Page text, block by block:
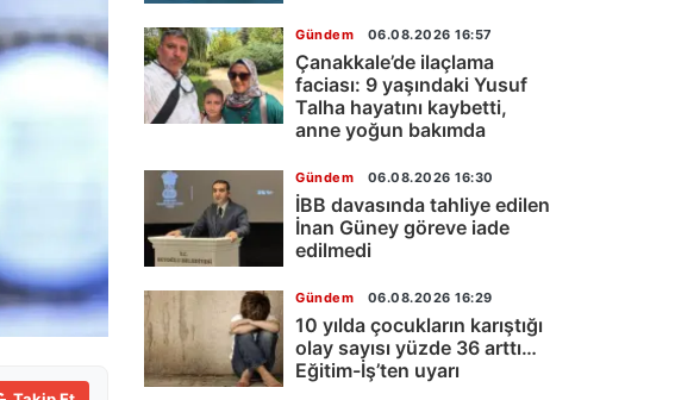
Gündem 06.08.2026 16:57
Çanakkale’de ilaçlama
faciası: 9 yaşındaki Yusuf
Talha hayatını kaybetti,
anne yoğun bakımda
Gündem 06.08.2026 16:30
İBB davasında tahliye edilen
İnan Güney göreve iade
edilmedi
Gündem 06.08.2026 16:29
10 yılda çocukların karıştığı
olay sayısı yüzde 36 arttı…
Eğitim-İş’ten uyarı